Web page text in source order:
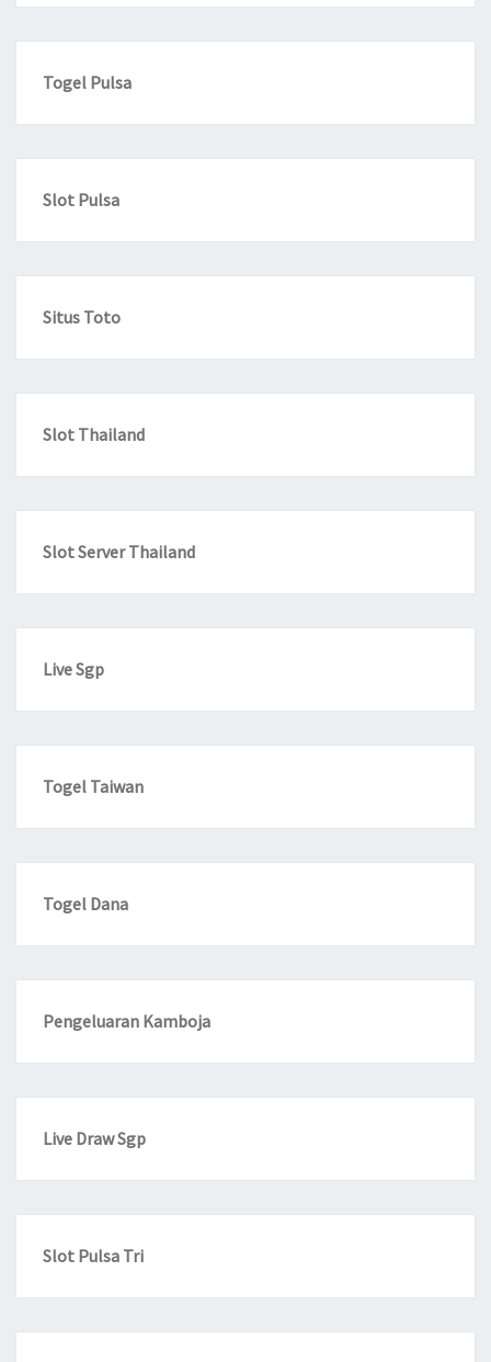
Togel Pulsa
Slot Pulsa
Situs Toto
Slot Thailand
Slot Server Thailand
Live Sgp
Togel Taiwan
Togel Dana
Pengeluaran Kamboja
Live Draw Sgp
Slot Pulsa Tri